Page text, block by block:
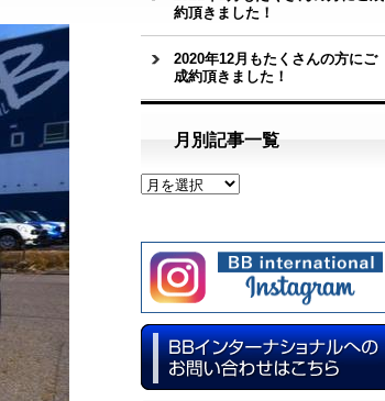
約頂きました！
2020年12月もたくさんの方にご
成約頂きました！
月別記事一覧